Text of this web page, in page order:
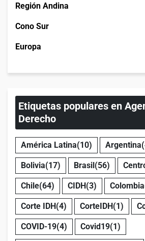
Región Andina
Cono Sur
Europa
Etiquetas populares en
Derecho
América Latina(10) Argentina
Bolivia(17) Brasil(56)
Chile(64) CIDH(3) Colombia
Corte IDH(4) CorteIDH(1)
COVID-19(4) Covid19(1)